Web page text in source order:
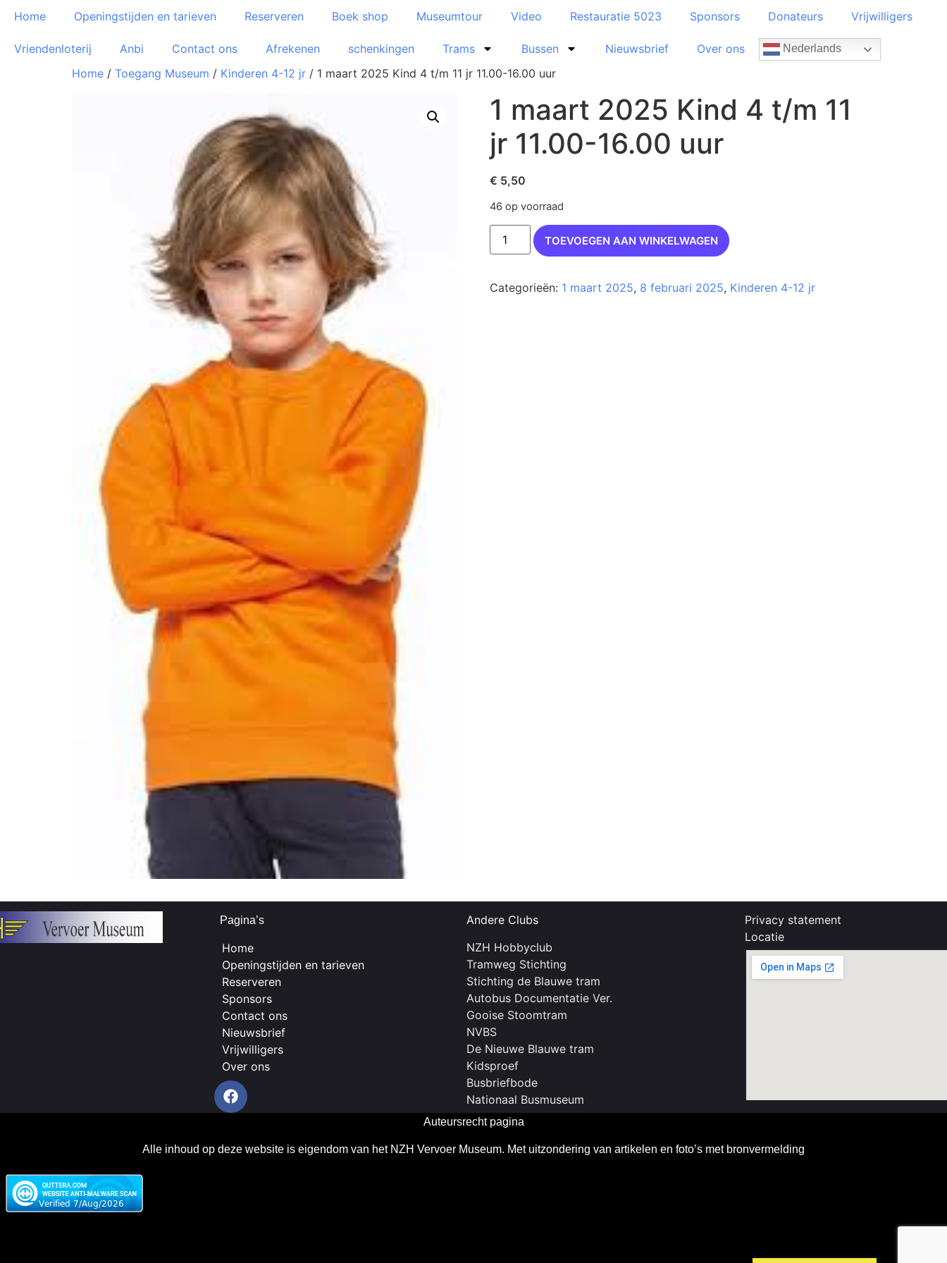
Home Openingstijden en tarieven Reserveren Boek shop Museumtour Video Restauratie 5023 Sponsors Donateurs Vrijwilligers
Vriendenloterij Anbi Contact ons Afrekenen schenkingen Trams Bussen Nieuwsbrief Over ons Nederlands
Home / Toegang Museum / Kinderen 4-12 jr / 1 maart 2025 Kind 4 t/m 11 jr 11.00-16.00 uur
1 maart 2025 Kind 4 t/m 11
jr 11.00-16.00 uur
€ 5,50
46 op voorraad
TOEVOEGEN AAN WINKELWAGEN
Categorieën: 1 maart 2025, 8 februari 2025, Kinderen 4-12 jr
Pagina’s
Home
Openingstijden en tarieven
Reserveren
Sponsors
Contact ons
Nieuwsbrief
Vrijwilligers
Over ons
Andere Clubs
NZH Hobbyclub
Tramweg Stichting
Stichting de Blauwe tram
Autobus Documentatie Ver.
Gooise Stoomtram
NVBS
De Nieuwe Blauwe tram
Kidsproef
Busbriefbode
Nationaal Busmuseum
Privacy statement
Locatie
Auteursrecht pagina
Alle inhoud op deze website is eigendom van het NZH Vervoer Museum. Met uitzondering van artikelen en foto’s met bronvermelding